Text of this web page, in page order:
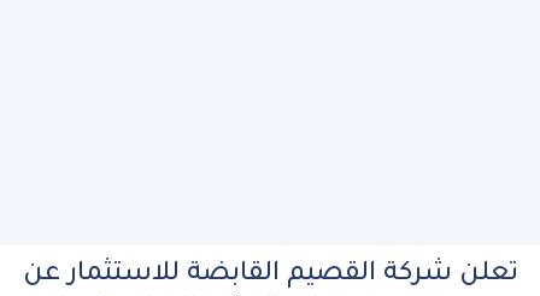
تعلن شركة القصيم القابضة للاستثمار عن